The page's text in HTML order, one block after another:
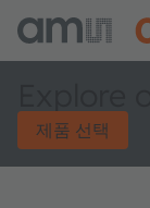
제품 선택